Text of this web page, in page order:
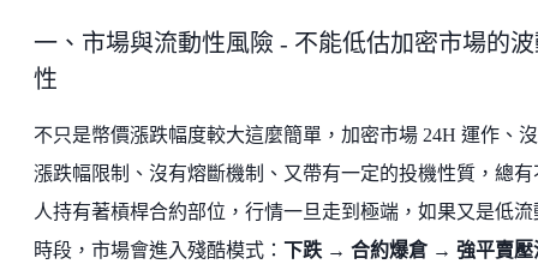
一、市場與流動性風險 - 不能低估加密市場的
性
不只是幣價漲跌幅度較大這麼簡單，加密市場 24H 運作、
漲跌幅限制、沒有熔斷機制、又帶有一定的投機性質，總有
人持有著槓桿合約部位，行情一旦走到極端，如果又是低流
時段，市場會進入殘酷模式： 下跌 → 合約爆倉 → 強平賣壓